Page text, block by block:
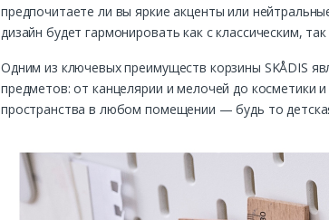
предпочитаете ли вы яркие акценты или
дизайн будет гармонировать как с классическим,
Одним из ключевых преимуществ корзины SKÅDIS
предметов: от канцелярии и мелочей до косметики
пространства в любом помещении — будь то